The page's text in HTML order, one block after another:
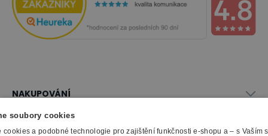
NAKUPOVÁNÍ
Vše o nákupu
Obchodní podmínky
SLUŽBY
soubory cookies
cookies a podobné technologie pro zajištění funkčnosti e-shopu a – s Vaším